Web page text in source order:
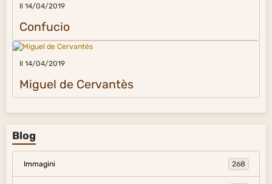
Il 14/04/2019
Confucio
Il 14/04/2019
Miguel de Cervantès
Blog
Immagini 268